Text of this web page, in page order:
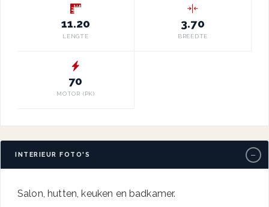
11.20
LENGTE
3.70
BREEDTE
70
MOTOR (PK)
INTERIEUR FOTO'S −
Salon, hutten, keuken en badkamer.